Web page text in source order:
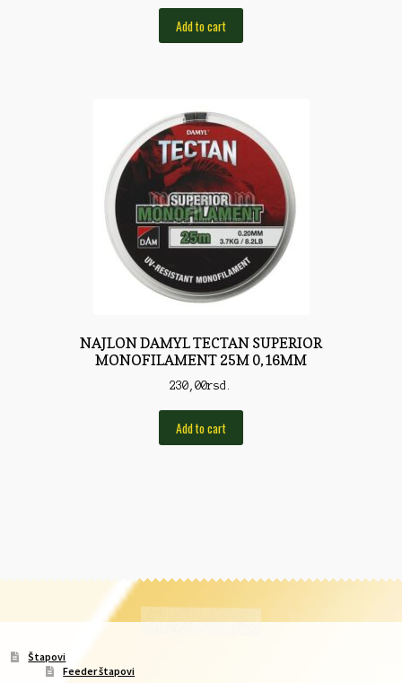
Add to cart
NAJLON DAMYL TECTAN SUPERIOR
MONOFILAMENT 25M 0,16MM
230,00rsd.
Add to cart
Štapovi
Feeder štapovi